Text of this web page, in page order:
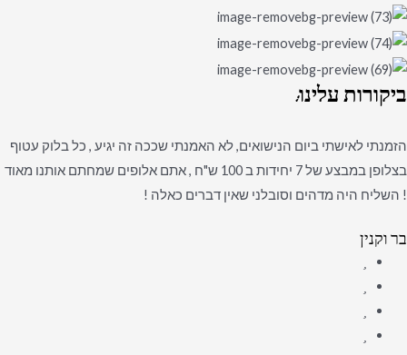
ביקורותעלינו:
הזמנתי לאישתי ביום הנישואים, לא האמנתי שככה זה יגיע , כל בלוק עטוף
בצלופן במבצע של 7 יחידות ב 100 ש"ח , אתם אלופים שמחתם אותנו מאוד
! השליח היה מדהים וסובלני שאין דברים כאלה !
בר וקנין